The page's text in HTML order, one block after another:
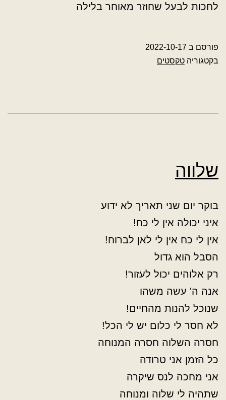
לחכות לבעל שחוזר מאוחר בלילה
פורסם ב 2022-10-17
בקטגוריה טקסטים
שלווה
בוקר יום שני תאריך לא ידוע
איני יכולה אין לי כח!
אין לי כח אין לי לאן לברוח!
הסבל הוא גדול
רק אלוהים יכול לעזור!
אנה ה' עשה משהו
שנוכל להנות מהחיים!
לא חסר לי כלום יש לי הכל!
חסרה השלוה חסרה המנוחה
כל הזמן אני טרודה
אני מחכה לנס שיקרה
שתהיה לי שלוה ומנוחה